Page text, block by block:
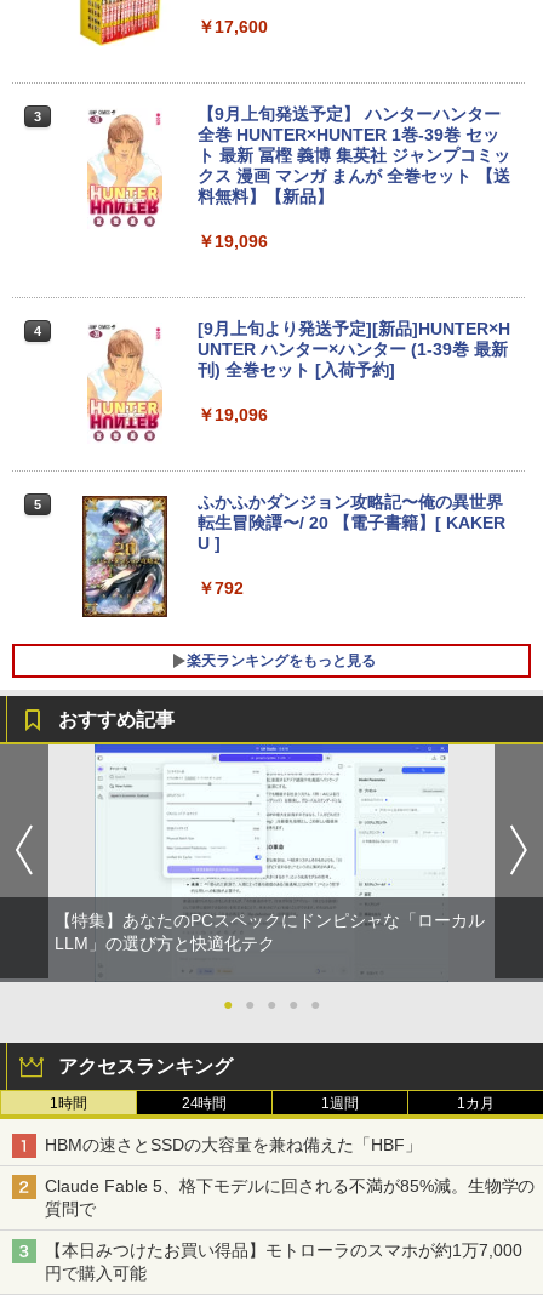
ラック
【2026年アップグレード版】AOKIMI ワイヤ
レスイヤホン bluetooth イヤホン V12 小型
軽量 ブルートゥースHi-Fi 最大36時間再生 ぶ
セリング 自動ペアリング Type-C充電 マイク
付き 防水 タッチ式音量調整 スポーツ/通勤/通
￥2,599
レスイヤホン Bluetooth 5.4 ノイズキャンセ
￥3,480
On My Road (Stadium ver.)
￥250
￥250
by Amazon 天然水ラベルレス 2L×9本
by Amazon 炭酸水 ラベルレス 500ml ×24本
強炭酸水 ペットボトル 500ミリリットル (Sm
コカ・コーラ やかんの麦茶 from 爽健美茶 ラ
ベルレス 650mlPET×24本
クスDIGITAL)
HUNTER×HUNTER モノクロ版 39 (ジャンプ
コミックスDIGITAL)
版ビッグガンガンコミックス)
￥810
U メモリ8GB SSD256GB 15インチ フル
HD Windows11 Home WEBカメラ 無線
LAN テンキー DVDマルチ P75F 1年保証
レビュー特典:WPS Office Bランク パソ
コン ノートパソコン デル 中古ノートPC
￥30,800
3
【★最大100%ポイント】【第8世代 4コ
ア・8スレッド】富士通 LIFEBOOK A57
9/第8世代 Core i5/メモリ: 8GB/16GB/新
品 SSD:256GB/512GB/1TB/DVD/Wi-fi/1
5.6型/Office/HDMI/USB3.1/中古PC 中古
ノートパソコン Windows11 Win11正式
対応
￥27,800
【1500円OFFクーポン】【WEBカメラ
＆テンキー付き】ノートパソコン 15.6イ
ンチ SSD512GB メモリ16GB Corei5 第
ン PC パソコン 中古ノートPC 中古PC 最
大SSD1TB メモリ32GB 中古パソコン フ
ルHD
￥24,800
エントリーで最大10倍！充実機能ノート
パソコン テンキー/DVD/WEBカメラ内蔵
第8世代Core i3/i5 Core i7 最大メモリ16
GB 新品SSD256GB 東芝 NEC有名メー
カー15.6型 DVD内蔵 15.6インチ HDMI P
olaris Office搭載 最新MicrosoftOffice2
024可 Windows11 長期保証 中古PC
￥18,000
00-8/11 01:59】Xiaomi Monitor A24i 20
万色 300nits ΔE＜1 低ブルーライト 大
画面 TÜV認証 目にやさしい 調整可能な
スタンド VESA
￥12,580
ワイド］ VA249HG
￥13,800
0Hz/5ms/HDMI/DP/USB Type-C/VESA/5
年保証・無輝点保証)(ホワイト) LCD-C2
42SDW
￥25,977
5
Philips｜フィリップス 液晶ディスプレ
イ(23.8型/IPS/WQHD 2560×1440/75Hz/1
￥17,600
3
【9月上旬発送予定】 ハンターハンター
全巻 HUNTER×HUNTER 1巻-39巻 セッ
ト 最新 冨樫 義博 集英社 ジャンプコミッ
クス 漫画 マンガ まんが 全巻セット 【送
料無料】【新品】
￥19,096
4
[9月上旬より発送予定][新品]HUNTER×H
UNTER ハンター×ハンター (1-39巻 最新
刊) 全巻セット [入荷予約]
￥19,096
5
ふかふかダンジョン攻略記〜俺の異世界
転生冒険譚〜/ 20 【電子書籍】[ KAKER
U ]
￥792
楽天ランキングをもっと見る
おすすめ記事
【特集】あなたのPCスペックにドンピシャな「ローカル
LLM」の選び方と快適化テク
● ● ● ● ●
アクセスランキング
1時間 24時間 1週間 1カ月
HBMの速さとSSDの大容量を兼ね備えた「HBF」
Claude Fable 5、格下モデルに回される不満が85%減。生物学の
質問で
【本日みつけたお買い得品】モトローラのスマホが約1万7,000
円で購入可能